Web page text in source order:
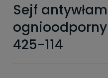
Sejf
ognioodporny
425-114